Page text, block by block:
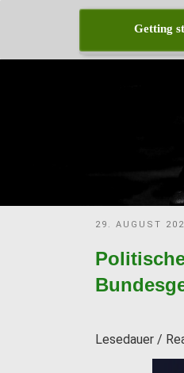
Getting
POSTED
29. AUGUST
Lesedauer /